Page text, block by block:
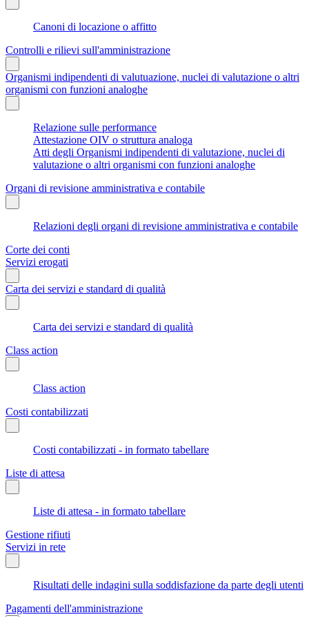
Canoni di locazione o affitto
Controlli e rilievi sull'amministrazione
Organismi indipendenti di valutuazione, nuclei di valutazione o altri
organismi con funzioni analoghe
Relazione sulle performance
Attestazione OIV o struttura analoga
Atti degli Organismi indipendenti di valutazione, nuclei di
valutazione o altri organismi con funzioni analoghe
Organi di revisione amministrativa e contabile
Relazioni degli organi di revisione amministrativa e contabile
Corte dei conti
Servizi erogati
Carta dei servizi e standard di qualità
Carta dei servizi e standard di qualità
Class action
Class action
Costi contabilizzati
Costi contabilizzati - in formato tabellare
Liste di attesa
Liste di attesa - in formato tabellare
Gestione rifiuti
Servizi in rete
Risultati delle indagini sulla soddisfazione da parte degli utenti
Pagamenti dell'amministrazione